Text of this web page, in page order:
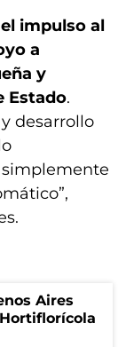
impulso al
a
y
Estado.
desarrollo
simplemente
Aires